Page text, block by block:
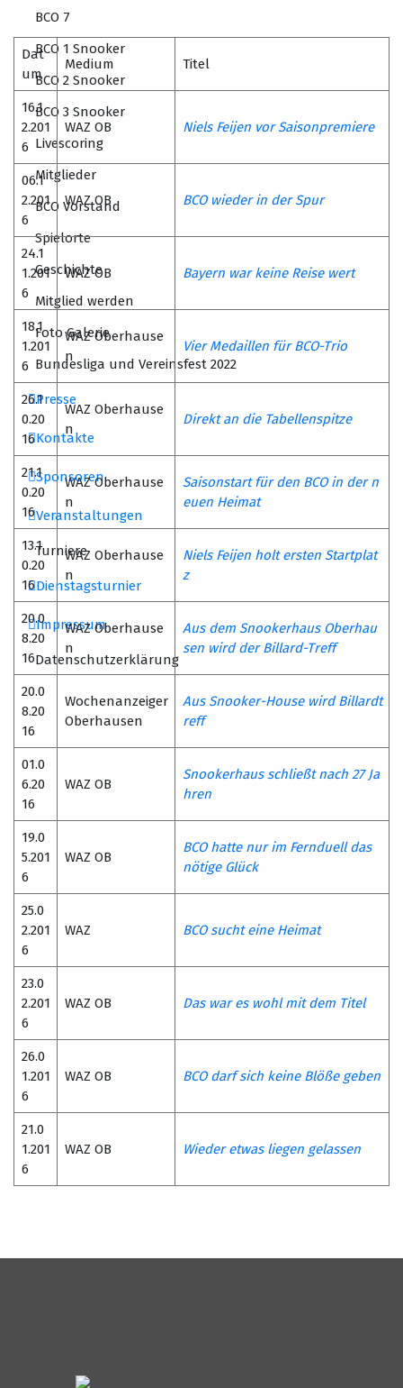
BCO 7
BCO 1 Snooker
BCO 2 Snooker
BCO 3 Snooker
Livescoring
Mitglieder
BCO Vorstand
Spielorte
Geschichte
Mitglied werden
Foto Galerie
Bundesliga und Vereinsfest 2022
Presse
Kontakte
Sponsoren
Veranstaltungen
Turniere
Dienstagsturnier
Impressum
Datenschutzerklärung
Dat
um
Medium Titel
16.1
2.201
6
WAZ OB Niels Feijen vor Saisonpremiere
06.1
2.201
6
WAZ OB BCO wieder in der Spur
24.1
1.201
6
WAZ OB Bayern war keine Reise wert
18.1
1.201
6
WAZ Oberhause
n
Vier Medaillen für BCO-Trio
26.1
0.20
16
WAZ Oberhause
n
Direkt an die Tabellenspitze
21.1
0.20
16
WAZ Oberhause
n
Saisonstart für den BCO in der n
euen Heimat
13.1
0.20
16
WAZ Oberhause
n
Niels Feijen holt ersten Startplat
z
20.0
8.20
16
WAZ Oberhause
n
Aus dem Snookerhaus Oberhau
sen wird der Billard-Treff
20.0
8.20
16
Wochenanzeiger
Oberhausen
Aus Snooker-House wird Billardt
reff
01.0
6.20
16
WAZ OB
Snookerhaus schließt nach 27 Ja
hren
19.0
5.201
6
WAZ OB
BCO hatte nur im Fernduell das
nötige Glück
25.0
2.201
6
WAZ BCO sucht eine Heimat
23.0
2.201
6
WAZ OB Das war es wohl mit dem Titel
26.0
1.201
6
WAZ OB BCO darf sich keine Blöße geben
21.0
1.201
6
WAZ OB Wieder etwas liegen gelassen